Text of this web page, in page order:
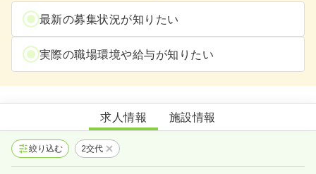
最新の募集状況が知りたい
実際の職場環境や給与が知りたい
ふじしま内科
求人情報 施設情報
絞り込む 2交代